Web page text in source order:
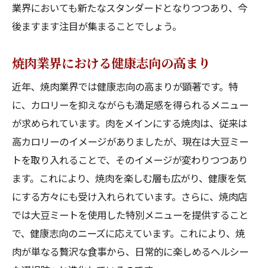
業界においても新たなスタンダードとなりつつあり、今
後ますます注目が集まることでしょう。
焼肉業界における健康志向の高まり
近年、焼肉業界では健康志向の高まりが顕著です。特
に、カロリーを抑えながらも満足感を得られるメニュー
が求められています。肉をメインにする焼肉は、従来は
高カロリーのイメージがありましたが、現在は大豆ミー
トを取り入れることで、そのイメージが変わりつつあり
ます。これにより、焼肉を楽しむ層も広がり、健康を気
にする方々にも受け入れられています。さらに、焼肉店
では大豆ミートを使用した特別メニューを提供すること
で、健康志向のニーズに応えています。これにより、焼
肉が単なる贅沢な食事から、日常的に楽しめるヘルシー